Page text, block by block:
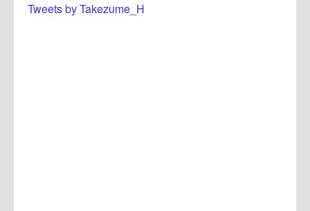
Tweets by Takezume_H